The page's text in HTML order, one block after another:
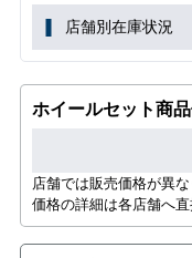
店舗別在庫状況
ホイールセット商
店舗では販売価格が異な
価格の詳細は各店舗へ直